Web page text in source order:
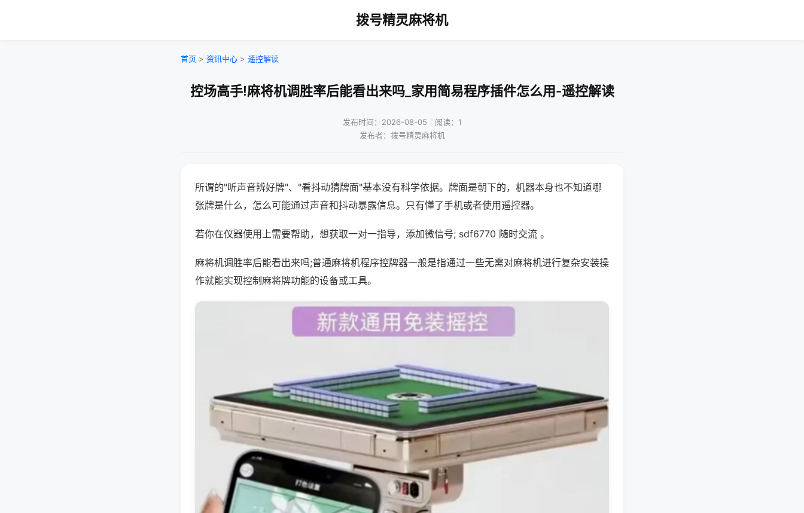
拨号精灵麻将机
首页 > 资讯中心 > 遥控解读
控场高手!麻将机调胜率后能看出来吗_家用简易程序插件怎么用-遥控解读
发布时间：2026-08-05｜阅读：1
发布者：拨号精灵麻将机
所谓的"听声音辨好牌"、"看抖动猜牌面"基本没有科学依据。牌面是朝下的，机器本身也不知道哪
张牌是什么，怎么可能通过声音和抖动暴露信息。只有懂了手机或者使用遥控器。
若你在仪器使用上需要帮助，想获取一对一指导，添加微信号; sdf6770 随时交流 。
麻将机调胜率后能看出来吗;普通麻将机程序控牌器一般是指通过一些无需对麻将机进行复杂安装操
作就能实现控制麻将牌功能的设备或工具。